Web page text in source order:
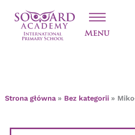
Menu
MIKOŁAJKI
BAJKI
Strona główna Bez kategorii